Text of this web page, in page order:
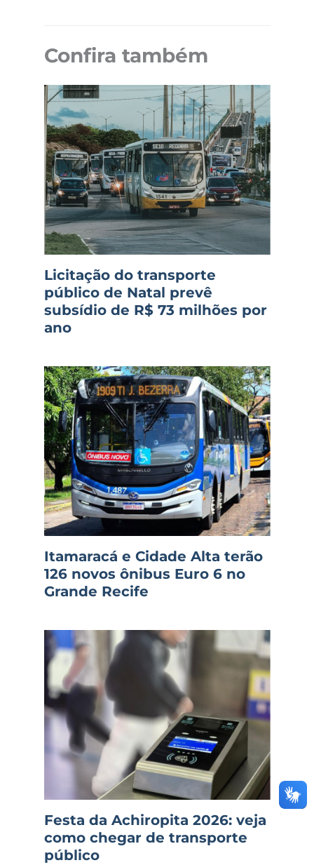
Confira também
Licitação do transporte
público de Natal prevê
subsídio de R$ 73 milhões por
ano
Itamaracá e Cidade Alta terão
126 novos ônibus Euro 6 no
Grande Recife
Festa da Achiropita 2026: veja
como chegar de transporte
público